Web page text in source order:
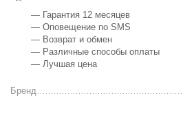
— Гарантия 12 месяцев
— Оповещение по SMS
— Возврат и обмен
— Различные способы оплаты
— Лучшая цена
Бренд